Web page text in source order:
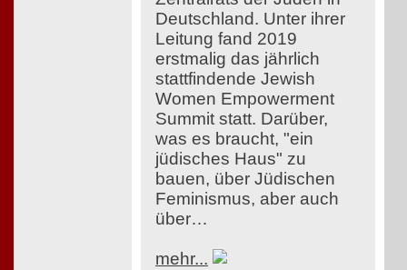
Deutschland. Unter ihrer
Leitung fand 2019
erstmalig das jährlich
stattfindende Jewish
Women Empowerment
Summit statt. Darüber,
was es braucht, "ein
jüdisches Haus" zu
bauen, über Jüdischen
Feminismus, aber auch
über…
mehr...